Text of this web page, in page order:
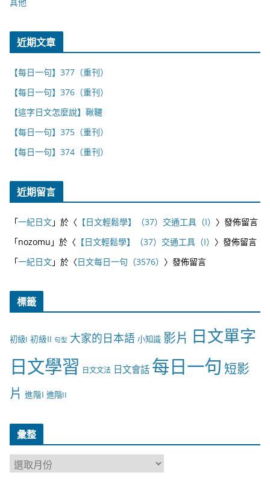
近期文章
【每日一句】377（重刊）
【每日一句】376（重刊）
【這字日文怎麼說】鞦韆
【每日一句】375（重刊）
【每日一句】374（重刊）
近期留言
「一紀日文」於〈 【日文輕鬆學】（37）交通工具（I） 〉發佈留言
「nozomu 」於〈 【日文輕鬆學】（37）交通工具（I） 〉發佈留言
「一紀日文」於〈日文每日一句（3576） 〉發佈留言
標籤
初級I 初級II 句型 大家的日本語 小知識 影片 日文單字
日文學習 日文文法 日文會話 每日一句 短影
片 進階I 進階II
彙整
彙
整